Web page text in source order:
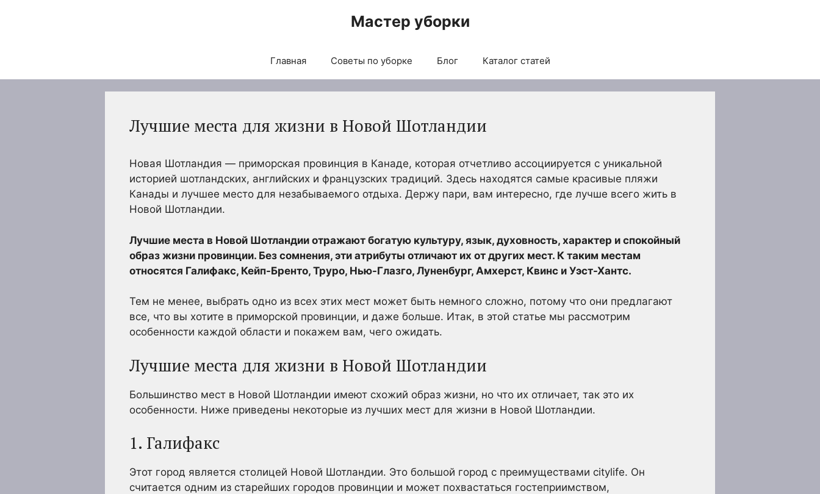
Мастер уборки
Главная Советы по уборке Блог Каталог статей
Лучшие места для жизни в Новой Шотландии
Новая Шотландия — приморская провинция в Канаде, которая отчетливо ассоциируется с уникальной
историей шотландских, английских и французских традиций. Здесь находятся самые красивые пляжи
Канады и лучшее место для незабываемого отдыха. Держу пари, вам интересно, где лучше всего жить в
Новой Шотландии.
Лучшие места в Новой Шотландии отражают богатую культуру, язык, духовность, характер и спокойный
образ жизни провинции. Без сомнения, эти атрибуты отличают их от других мест. К таким местам
относятся Галифакс, Кейп-Бренто, Труро, Нью-Глазго, Луненбург, Амхерст, Квинс и Уэст-Хантс.
Тем не менее, выбрать одно из всех этих мест может быть немного сложно, потому что они предлагают
все, что вы хотите в приморской провинции, и даже больше. Итак, в этой статье мы рассмотрим
особенности каждой области и покажем вам, чего ожидать.
Лучшие места для жизни в Новой Шотландии
Большинство мест в Новой Шотландии имеют схожий образ жизни, но что их отличает, так это их
особенности. Ниже приведены некоторые из лучших мест для жизни в Новой Шотландии.
1. Галифакс
Этот город является столицей Новой Шотландии. Это большой город с преимуществами citylife. Он
считается одним из старейших городов провинции и может похвастаться гостеприимством,